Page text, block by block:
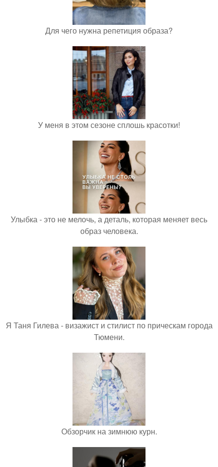
Для чего нужна репетиция образа?
У меня в этом сезоне сплошь красотки!
Улыбка - это не мелочь, а деталь, которая меняет весь
образ человека.
Я Таня Гилева - визажист и стилист по прическам города
Тюмени.
Обзорчик на зимнюю курн.